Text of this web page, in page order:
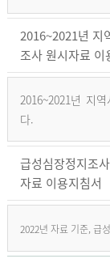
2016~2021년 지
조사 원시자료 이
2016~2021년 지
다.
급성심장정지조
자료 이용지침서
2022년 자료 기준, 급